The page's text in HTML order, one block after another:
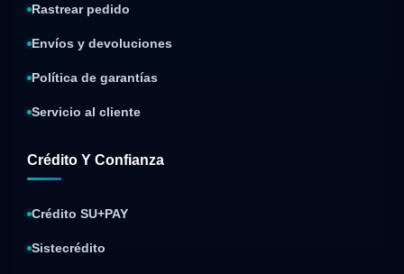
Rastrear pedido
Envíos y devoluciones
Política de garantías
Servicio al cliente
Crédito Y Confianza
Crédito SU+PAY
Sistecrédito